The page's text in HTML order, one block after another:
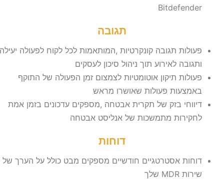
Bitdefender
תגובה
פעולות תגובה קונקרטיות ,המותאמות לכל לקוח לפעולה יעילה
ותגובה לאירוע תוך ניהול סיכון לעסקים
פעולות תיקון אוטומטיות לצמצום זמן הפעולה של התוקף
באמצעות פעולות שאושרו מראש
דיווחי בזק של תקרית אבטחה ,מספקים עדכונים בזמן אמת
לחקירות מתמשכות של אנליסט אבטחה
דוחות
דוחות אסטרטגיים חודשיים מספקים מבט כולל על הערך של
שירות MDR שלך